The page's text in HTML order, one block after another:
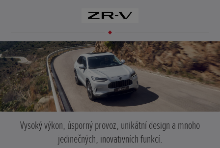
Vysoký výkon, úsporný provoz, unikátní design a mnoho
jedinečných, inovativních funkcí.